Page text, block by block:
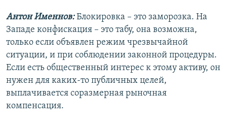
Антон Именнов:Блокировка – это заморозка. На
Западе конфискация – это табу, она возможна,
только если объявлен режим чрезвычайной
ситуации, и при соблюдении законной процедуры.
Если есть общественный интерес к этому активу, он
нужен для каких-то публичных целей,
выплачивается соразмерная рыночная
компенсация.